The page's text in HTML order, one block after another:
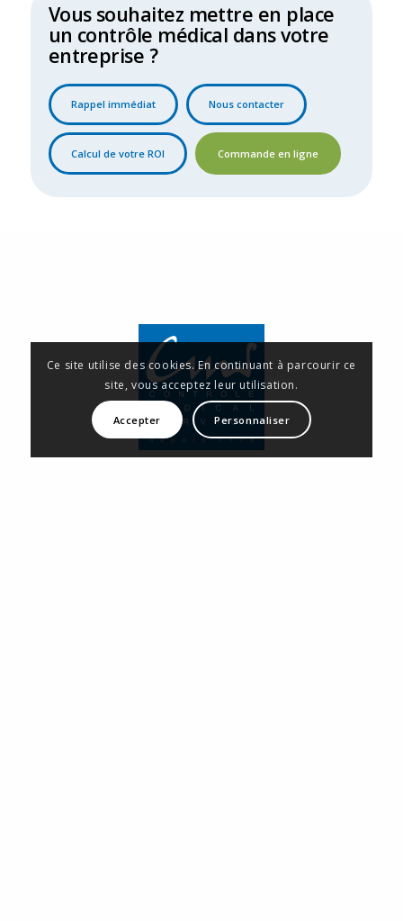
Vous souhaitez mettre en place
un contrôle médical dans votre
entreprise ?
Rappel immédiat Nous contacter
Calcul de votre ROI Commande en ligne
Ce site utilise des cookies. En continuant à parcourir ce
site, vous acceptez leur utilisation.
Accepter Personnaliser